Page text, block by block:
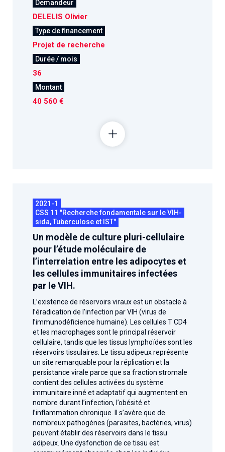
Demandeur
DELELIS Olivier
Type de financement
Projet de recherche
Durée / mois
36
Montant
40 560 €
2021-1
CSS 11 "Recherche fondamentale sur le VIH-
sida, Tuberculose et IST"
Un modèle de culture pluri-cellulaire
pour l’étude moléculaire de
l’interrelation entre les adipocytes et
les cellules immunitaires infectées
par le VIH.
L’existence de réservoirs viraux est un obstacle à
l’éradication de l’infection par VIH (virus de
l’immunodéficience humaine). Les cellules T CD4
et les macrophages sont le principal réservoir
cellulaire, tandis que les tissus lymphoïdes sont les
réservoirs tissulaires. Le tissu adipeux représente
un site remarquable pour la réplication et la
persistance virale parce que sa fraction stromale
contient des cellules activées du système
immunitaire inné et adaptatif qui augmentent en
nombre durant l’infection, l’obésité et
l’inflammation chronique. Il s’avère que de
nombreux pathogènes (parasites, bactéries, virus)
peuvent établir des réservoirs dans le tissu
adipeux. Une dysfonction de ce tissu est